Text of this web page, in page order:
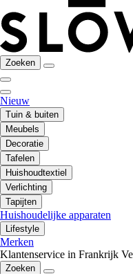
Zoeken
Nieuw
Tuin & buiten
Meubels
Decoratie
Tafelen
Huishoudtextiel
Verlichting
Tapijten
Huishoudelijke apparaten
Lifestyle
Merken
Klantenservice in Frankrijk
Zoeken